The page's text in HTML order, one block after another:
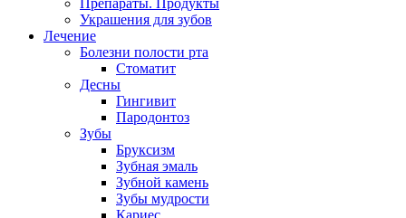
Препараты. Продукты
Украшения для зубов
Лечение
Болезни полости рта
Стоматит
Десны
Гингивит
Пародонтоз
Зубы
Бруксизм
Зубная эмаль
Зубной камень
Зубы мудрости
Кариес